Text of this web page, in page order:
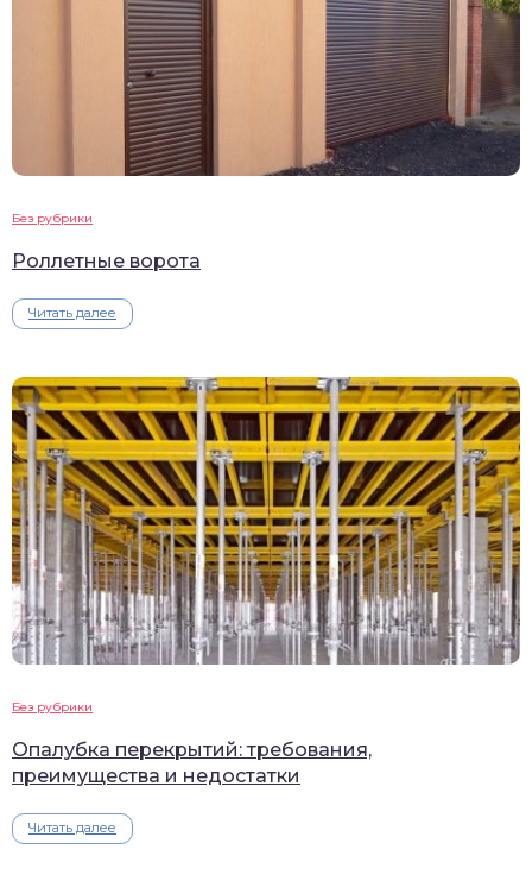
Без рубрики
Роллетные ворота
Читать далее
Без рубрики
Опалубка перекрытий: требования,
преимущества и недостатки
Читать далее